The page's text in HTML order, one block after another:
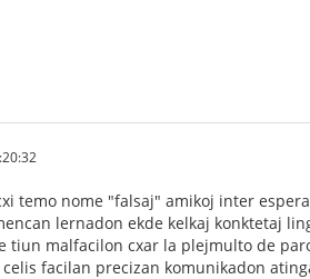
temo nome "falsaj" amikoj inter
lernadon ekde kelkaj konktetaj
tiun malfacilon cxar la plejmulto de
celis facilan precizan komunikadon